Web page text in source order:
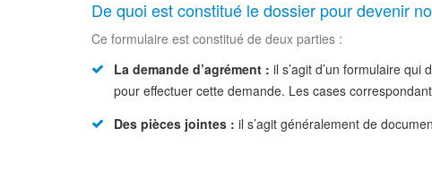
De quoi est constitué le dossier pour devenir
Ce formulaire est constitué de deux parties :
La demande d’agrément : il s’agit d’un formulaire
pour effectuer cette demande. Les cases
Des pièces jointes : il s’agit généralement de